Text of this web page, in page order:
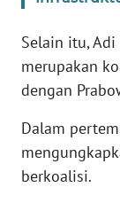
Selain itu,
merupakan
dengan
Dalam
berkoalisi.
WN
KEPRI
WN
PAPUA